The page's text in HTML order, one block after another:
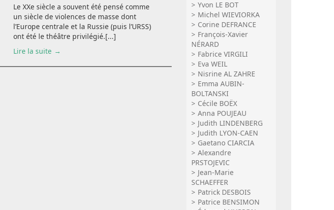
Le XXe siècle a souvent été pensé comme
un siècle de violences de masse dont
l’Europe centrale et la Russie (puis l’URSS)
ont été le théâtre privilégié.[...]
Lire la suite
Yvon LE BOT
Michel WIEVIORKA
Corine DEFRANCE
François-Xavier
NÉRARD
Fabrice VIRGILI
Eva WEIL
Nisrine AL ZAHRE
Emma AUBIN-
BOLTANSKI
Cécile BOËX
Anna POUJEAU
Judith LINDENBERG
Judith LYON-CAEN
Gaetano CIARCIA
Alexandre
PRSTOJEVIC
Jean-Marie
SCHAEFFER
Patrick DESBOIS
Patrice BENSIMON